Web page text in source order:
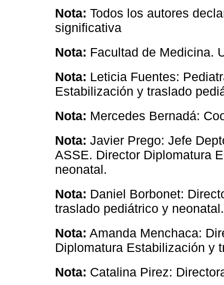
Nota: Todos los autores
significativa
Nota: Facultad de Medicina.
Nota: Leticia Fuentes:
Estabilización y traslado
Nota: Mercedes Bernadá:
Nota: Javier Prego: Jefe
ASSE. Director Diplomatura
neonatal.
Nota: Daniel Borbonet:
traslado pediátrico y
Nota: Amanda Menchaca:
Diplomatura Estabilización y
Nota: Catalina Pirez: